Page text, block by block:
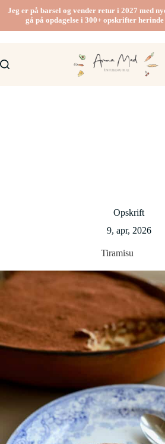
indhold
Jeg er på barsel og vender retur i 2027 med
gå på opdagelse i 300+ opskrifter
Opskrift
9, apr, 2026
Tiramisu